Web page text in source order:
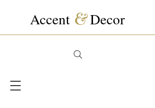
Accent &Decor